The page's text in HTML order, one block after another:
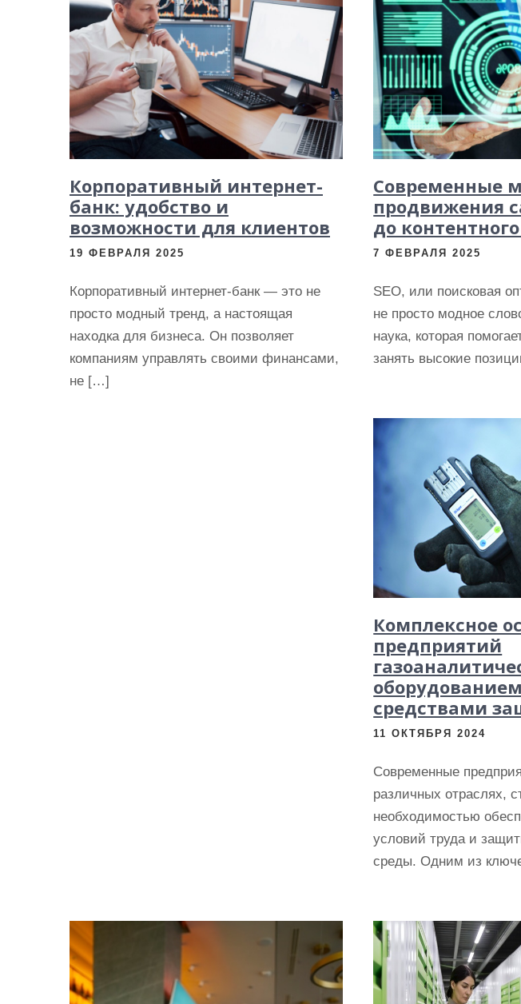
Корпоративный интернет-
банк: удобство и
возможности для клиентов
19 ФЕВРАЛЯ 2025
Корпоративный интернет-банк — это не
просто модный тренд, а настоящая
находка для бизнеса. Он позволяет
компаниям управлять своими финансами,
не […]
Современные
продвижения
до
7 ФЕВРАЛЯ 2025
SEO, или поисковая
не просто модное
наука, которая
занять высокие
Комплексное
предприятий
средствами
11 ОКТЯБРЯ 2024
Современные
различных отраслях,
необходимостью
условий труда и
среды. Одним из